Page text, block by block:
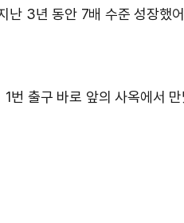
3년 동안 7배 수준 성장했
번 출구 바로 앞의 사옥에서